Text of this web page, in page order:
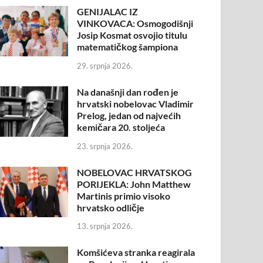
GENIJALAC IZ
VINKOVACA: Osmogodišnji
Josip Kosmat osvojio titulu
matematičkog šampiona
29. srpnja 2026.
Na današnji dan rođen je
hrvatski nobelovac Vladimir
Prelog, jedan od najvećih
kemičara 20. stoljeća
23. srpnja 2026.
NOBELOVAC HRVATSKOG
PORIJEKLA: John Matthew
Martinis primio visoko
hrvatsko odličje
13. srpnja 2026.
Komšićeva stranka reagirala